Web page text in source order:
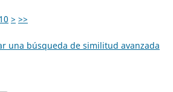
10 > >>
una búsqueda de similitud avanzada